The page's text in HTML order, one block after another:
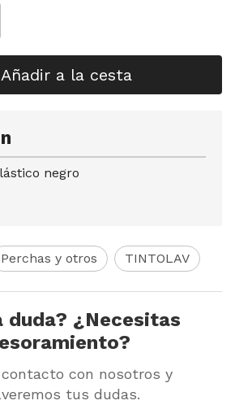
Añadir a la cesta
negro
Perchas y otros TINTOLAV
duda? ¿Necesitas
con nosotros y
tus dudas.